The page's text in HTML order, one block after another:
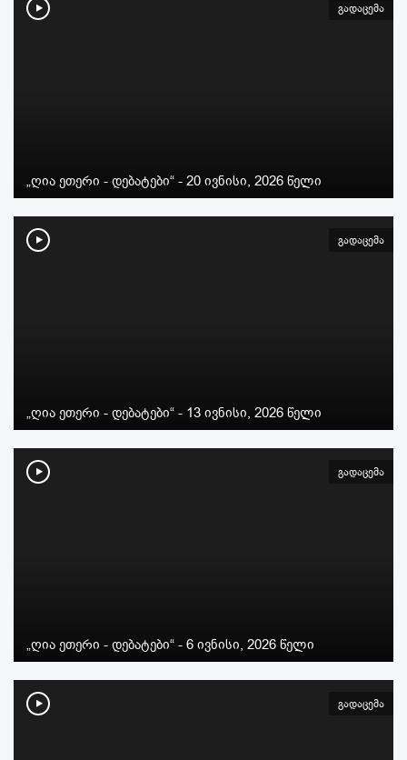
გადაცემა
„ღია ეთერი - დებატები“ - 20 ივნისი, 2026 წელი
გადაცემა
„ღია ეთერი - დებატები“ - 13 ივნისი, 2026 წელი
გადაცემა
„ღია ეთერი - დებატები“ - 6 ივნისი, 2026 წელი
გადაცემა